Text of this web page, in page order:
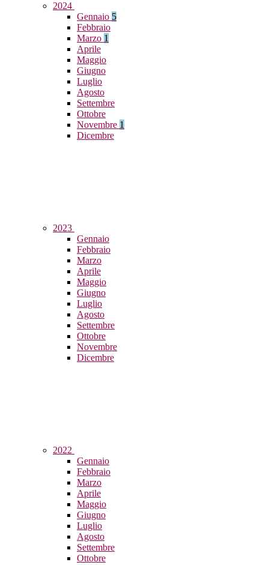
2024
Gennaio 5
Febbraio
Marzo 1
Aprile
Maggio
Giugno
Luglio
Agosto
Settembre
Ottobre
Novembre 1
Dicembre
2023
Gennaio
Febbraio
Marzo
Aprile
Maggio
Giugno
Luglio
Agosto
Settembre
Ottobre
Novembre
Dicembre
2022
Gennaio
Febbraio
Marzo
Aprile
Maggio
Giugno
Luglio
Agosto
Settembre
Ottobre